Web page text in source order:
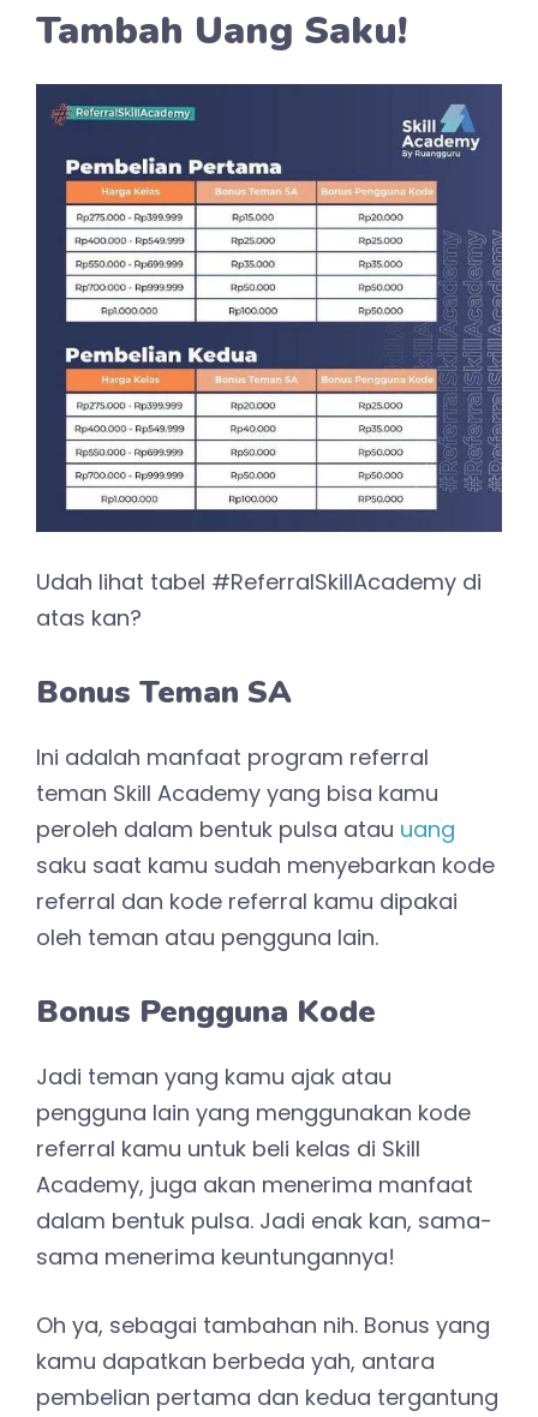
Tambah Uang Saku!
Udah lihat tabel #ReferralSkillAcademy di
atas kan?
Bonus Teman SA
Ini adalah manfaat program referral
teman Skill Academy yang bisa kamu
peroleh dalam bentuk pulsa atau uang
saku saat kamu sudah menyebarkan kode
referral dan kode referral kamu dipakai
oleh teman atau pengguna lain.
Bonus Pengguna Kode
Jadi teman yang kamu ajak atau
pengguna lain yang menggunakan kode
referral kamu untuk beli kelas di Skill
Academy, juga akan menerima manfaat
dalam bentuk pulsa. Jadi enak kan, sama-
sama menerima keuntungannya!
Oh ya, sebagai tambahan nih. Bonus yang
kamu dapatkan berbeda yah, antara
pembelian pertama dan kedua tergantung